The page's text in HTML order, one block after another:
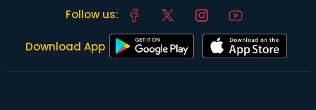
Follow us:
Download App